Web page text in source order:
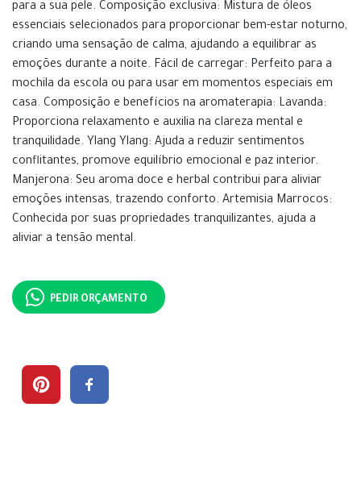
para a sua pele. Composição exclusiva: Mistura de óleos
essenciais selecionados para proporcionar bem-estar noturno,
criando uma sensação de calma, ajudando a equilibrar as
emoções durante a noite. Fácil de carregar: Perfeito para a
mochila da escola ou para usar em momentos especiais em
casa. Composição e benefícios na aromaterapia: Lavanda:
Proporciona relaxamento e auxilia na clareza mental e
tranquilidade. Ylang Ylang: Ajuda a reduzir sentimentos
conflitantes, promove equilíbrio emocional e paz interior.
Manjerona: Seu aroma doce e herbal contribui para aliviar
emoções intensas, trazendo conforto. Artemisia Marrocos:
Conhecida por suas propriedades tranquilizantes, ajuda a
aliviar a tensão mental.
PEDIR ORÇAMENTO